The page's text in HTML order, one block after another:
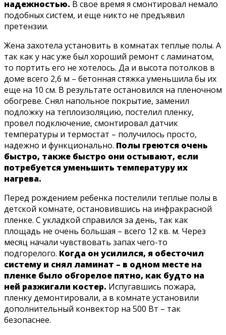
надежностью. В свое время я смонтировал немало
подобных систем, и еще никто не предъявил
претензии.
Жена захотела установить в комнатах теплые полы. А
так как у нас уже был хороший ремонт с ламинатом,
то портить его не хотелось. Да и высота потолков в
доме всего 2,6 м – бетонная стяжка уменьшила бы их
еще на 10 см. В результате остановился на пленочном
обогреве. Снял напольное покрытие, заменил
подложку на теплоизоляцию, постелил пленку,
провел подключение, смонтировал датчик
температуры и термостат – получилось просто,
надежно и функционально. Полы греются очень
быстро, также быстро они остывают, если
потребуется уменьшить температуру их
нагрева.
Перед рождением ребенка постелили теплые полы в
детской комнате, остановившись на инфракрасной
пленке. C укладкой справился за день, так как
площадь не очень большая – всего 12 кв. м. Через
месяц начали чувствовать запах чего-то
подгорелого. Когда он усилился, я обесточил
систему и снял ламинат – в одном месте на
пленке было обгорелое пятно, как будто на
ней разжигали костер. Испугавшись пожара,
пленку демонтировали, а в комнате установили
дополнительный конвектор на 500 Вт – так
безопаснее.